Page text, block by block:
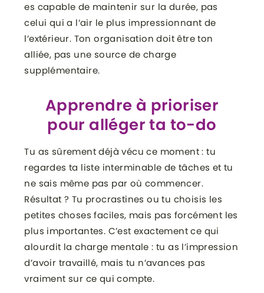
es capable de maintenir sur la durée, pas
celui qui a l’air le plus impressionnant de
l’extérieur. Ton organisation doit être ton
alliée, pas une source de charge
supplémentaire.
Apprendre à prioriser
pour alléger ta to-do
Tu as sûrement déjà vécu ce moment : tu
regardes ta liste interminable de tâches et tu
ne sais même pas par où commencer.
Résultat ? Tu procrastines ou tu choisis les
petites choses faciles, mais pas forcément les
plus importantes. C’est exactement ce qui
alourdit la charge mentale : tu as l’impression
d’avoir travaillé, mais tu n’avances pas
vraiment sur ce qui compte.